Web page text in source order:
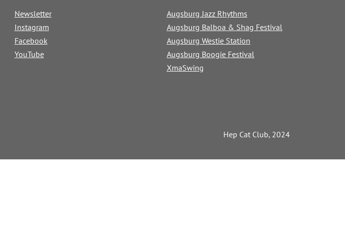
Newsletter
Instagram
Facebook
YouTube
Augsburg Jazz Rhythms
Augsburg Balboa & Shag Festival
Augsburg Westie Station
Augsburg Boogie Festival
XmaSwing
Hep Cat Club, 2024